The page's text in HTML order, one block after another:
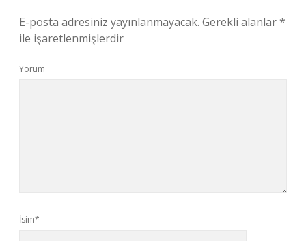
E-posta adresiniz yayınlanmayacak. Gerekli alanlar*
ile işaretlenmişlerdir
Yorum
İsim*